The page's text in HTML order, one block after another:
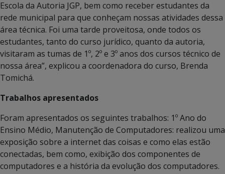
Escola da Autoria JGP, bem como receber estudantes da
rede municipal para que conheçam nossas atividades dessa
área técnica. Foi uma tarde proveitosa, onde todos os
estudantes, tanto do curso jurídico, quanto da autoria,
visitaram as tumas de 1º, 2º e 3º anos dos cursos técnico de
nossa área”, explicou a coordenadora do curso, Brenda
Tomichá.
Trabalhos apresentados
Foram apresentados os seguintes trabalhos: 1º Ano do
Ensino Médio, Manutenção de Computadores: realizou uma
exposição sobre a internet das coisas e como elas estão
conectadas, bem como, exibição dos componentes de
computadores e a história da evolução dos computadores.